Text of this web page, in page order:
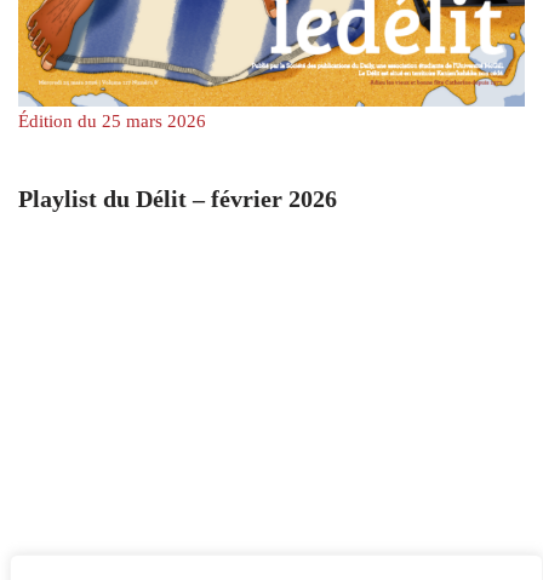
Édition du 25 mars 2026
Playlist du Délit – février 2026